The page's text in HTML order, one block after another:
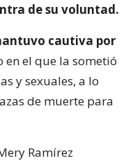
de su voluntad.
cautiva por
en el que la sometió
y sexuales, a lo
de muerte para
Ramírez